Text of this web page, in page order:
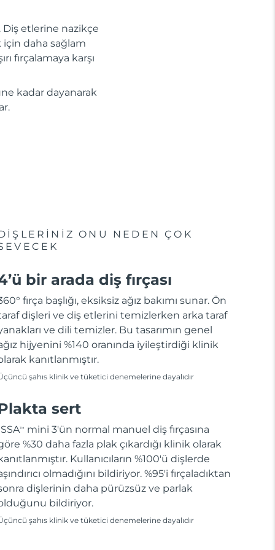
Diş etlerine nazikçe
için daha sağlam
fırçalamaya karşı
kadar dayanarak
ONU NEDEN ÇOK
bir arada diş fırçası
fırça başlığı, eksiksiz ağız bakımı sunar. Ön
dişleri ve diş etlerini temizlerken arka taraf
ve dili temizler. Bu tasarımın genel
hijyenini %140 oranında iyileştirdiği klinik
kanıtlanmıştır.
şahıs klinik ve tüketici denemelerine dayalıdır
sert
TM
mini 3'ün normal manuel diş fırçasına
%30 daha fazla plak çıkardığı klinik olarak
Kullanıcıların %100'ü dişlerde
olmadığını bildiriyor. %95'i fırçaladıktan
dişlerinin daha pürüzsüz ve parlak
bildiriyor.
şahıs klinik ve tüketici denemelerine dayalıdır